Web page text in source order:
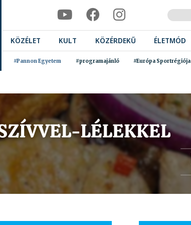
KÖZÉLET KULT KÖZÉRDEKŰ ÉLETMÓD
#Pannon Egyetem #programajánló #Európa Sportrégiója